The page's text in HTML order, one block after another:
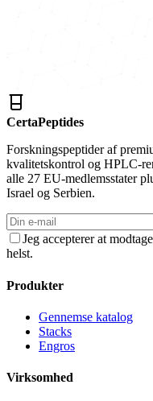
CertaPeptides
Forskningspeptider af
kvalitetskontrol og HPLC-
alle 27 EU-medlemsstater
Israel og Serbien.
Jeg accepterer at
helst.
Produkter
Gennemse katalog
Stacks
Engros
Virksomhed